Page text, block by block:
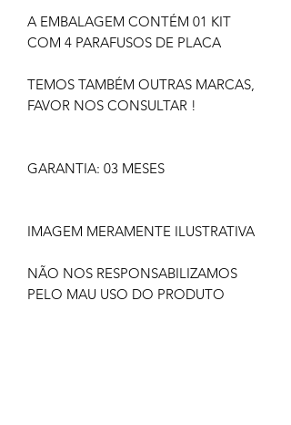
A EMBALAGEM CONTÉM 01 KIT
COM 4 PARAFUSOS DE PLACA
TEMOS TAMBÉM OUTRAS MARCAS,
FAVOR NOS CONSULTAR !
GARANTIA: 03 MESES
IMAGEM MERAMENTE ILUSTRATIVA
NÃO NOS RESPONSABILIZAMOS
PELO MAU USO DO PRODUTO